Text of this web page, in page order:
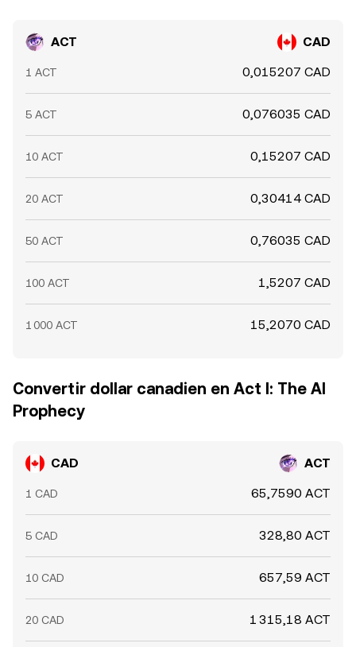
ACT CAD
1 ACT 0,015207 CAD
5 ACT 0,076035 CAD
10 ACT 0,15207 CAD
20 ACT 0,30414 CAD
50 ACT 0,76035 CAD
100 ACT 1,5207 CAD
1 000 ACT 15,2070 CAD
Convertir dollar canadien en Act I: The AI
Prophecy
CAD ACT
1 CAD 65,7590 ACT
5 CAD 328,80 ACT
10 CAD 657,59 ACT
20 CAD 1 315,18 ACT